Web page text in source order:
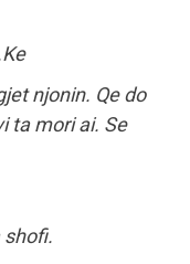
njonin. Qe do
ta mori ai. Se
shofi.